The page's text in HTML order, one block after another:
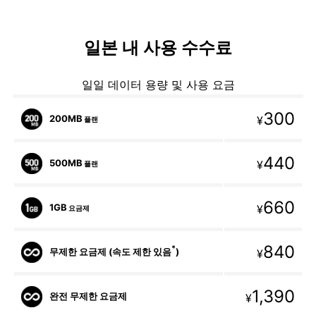
일본 내 사용 수수료
일일 데이터 용량 및 사용 요금
200MB 플랜 ¥300
500MB 플랜 ¥440
1GB 요금제 ¥660
무제한 요금제 (속도 제한 있음*) ¥840
완전 무제한 요금제 ¥1,390